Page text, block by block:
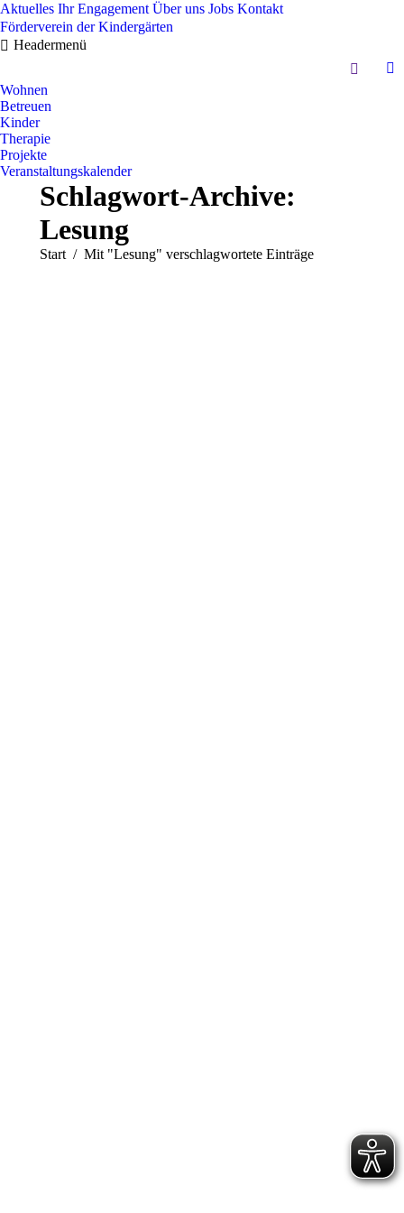
Aktuelles Ihr Engagement Über uns Jobs Kontakt
Förderverein der Kindergärten
Headermenü
Search:
Wohnen
Betreuen
Kinder
Therapie
Projekte
Veranstaltungskalender
Schlagwort-Archive:
Lesung
Sie befinden sich hier:
Start Mit "Lesung" verschlagwortete Einträge